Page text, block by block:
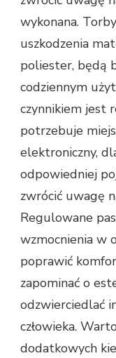
wykonana.
uszkodzenia
poliester, będą
codziennym
czynnikiem jest
potrzebuje
elektroniczny,
odpowiedniej
zwrócić uwagę
Regulowane
wzmocnienia w
poprawić
zapominać o
odzwierciedlać
człowieka.
dodatkowych